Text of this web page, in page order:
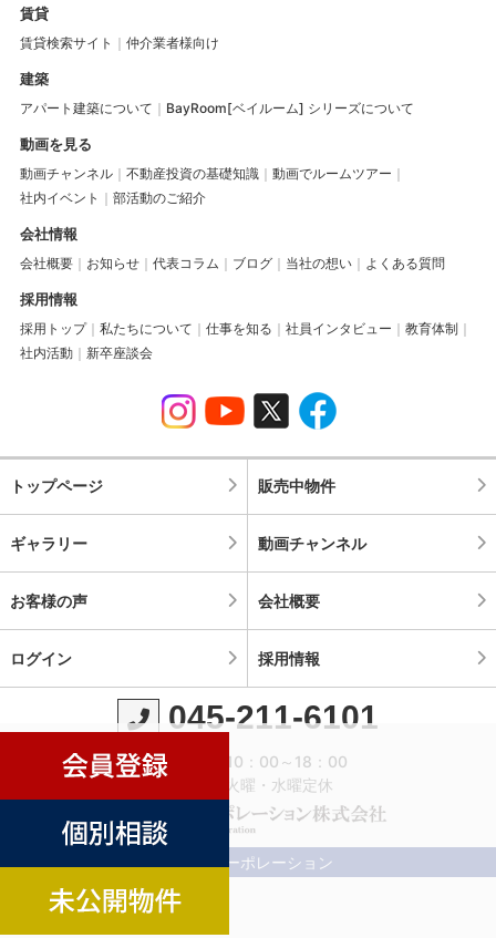
賃貸
賃貸検索サイト 仲介業者様向け
建築
アパート建築について BayRoom[ベイルーム] シリーズについて
動画を見る
動画チャンネル 不動産投資の基礎知識
動画でルームツアー
社内イベント
部活動のご紹介
会社情報
会社概要 お知らせ 代表コラム ブログ 当社の想い よくある質問
採用情報
採用トップ 私たちについて 仕事を知る 社員インタビュー
教育体制
社内活動
新卒座談会
トップページ 販売中物件
ギャラリー 動画チャンネル
お客様の声 会社概要
ログイン 採用情報
045-211-6101
営業時間：10：00～18：00
定休日：火曜・水曜定休
©横濱コーポレーション